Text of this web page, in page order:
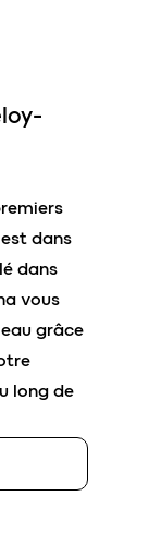
dans
dans
vous
grâce
long de